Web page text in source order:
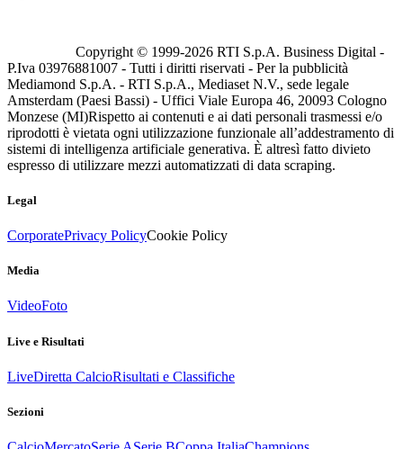
Copyright © 1999-2026 RTI S.p.A. Business Digital -
P.Iva 03976881007 - Tutti i diritti riservati - Per la pubblicità
Mediamond S.p.A. - RTI S.p.A., Mediaset N.V., sede legale
Amsterdam (Paesi Bassi) - Uffici Viale Europa 46, 20093 Cologno
Monzese (MI)Rispetto ai contenuti e ai dati personali trasmessi e/o
riprodotti è vietata ogni utilizzazione funzionale all’addestramento di
sistemi di intelligenza artificiale generativa. È altresì fatto divieto
espresso di utilizzare mezzi automatizzati di data scraping.
Legal
CorporatePrivacy PolicyCookie Policy
Media
VideoFoto
Live e Risultati
LiveDiretta CalcioRisultati e Classifiche
Sezioni